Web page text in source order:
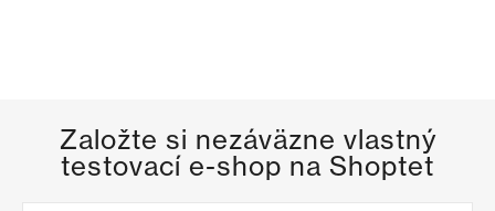
Založte si nezáväzne vlastný
testovací e-shop na Shoptet